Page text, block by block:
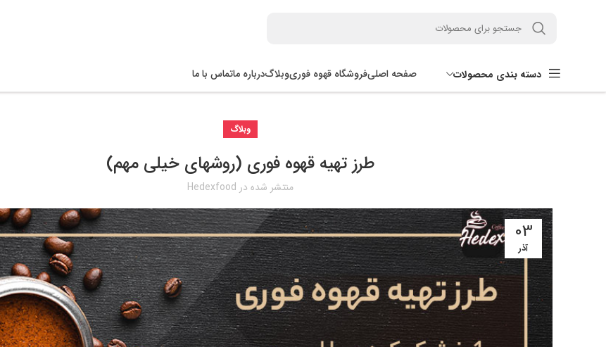
دسته بندی محصولات صفحه اصلیفروشگاه قهوه فوریوبلاگدرباره ماتماس با ما
وبلاگ
طرز تهیه قهوه فوری (روشهای خیلی مهم)
منتشر شده در Hedexfood
03
آذر